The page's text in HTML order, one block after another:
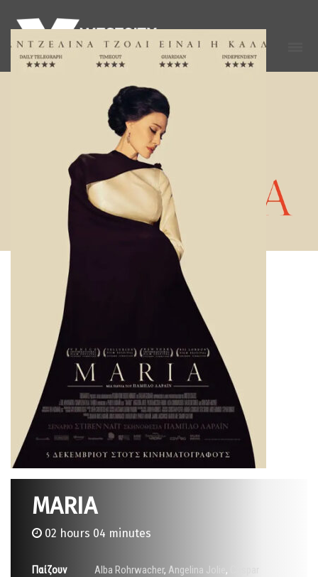
MARIA
02 hours 04 minutes
Παίζουν Alba Rohrwacher, Angelina Jolie ,